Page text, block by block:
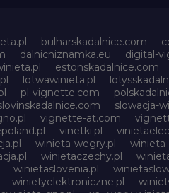
bulharskadalnice.com
dalnicniznamka.eu
digital-
estonskadalnice.com
lotwawinieta.pl
pl-vignette.com
slowacja-
vignette-at.com
vinetki.pl
winieta-wegry.pl
winietaczechy.pl
winietaslovenia.pl
winietyelektroniczne.pl